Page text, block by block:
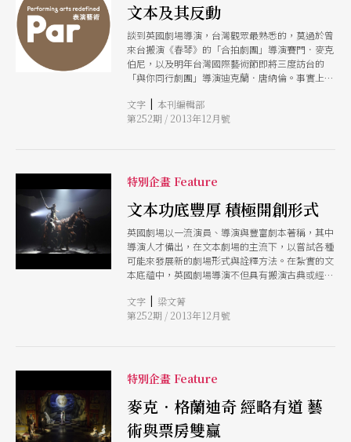
文本及其反動
談到英國劇場導演，台灣觀眾最熟悉的，莫過於曾
來台搬演《春琴》的「合拍劇團」導演賽門．麥克
伯尼，以及明年台灣國際藝術節即將三度訪台的
「與你同行劇團」導演迪克蘭．唐納倫。事實上，
業生態，作為導演，要在競爭激烈的倫敦劇場界嶄
露頭角，可不容易。 以英國最具指標性的英國國
之外，海特勒也被喻為國家劇院自上個世紀中期創
立以來，最有建樹的一任總監，他不僅讓劇院的票
房收入與名聲大幅成長，許多創新的計畫和挑選合
作的導演、劇作家，都讓新世紀的國家劇院進入了
新的階段。 演員出身的麥可．格蘭迪奇，是海特
勒今年宣布離職之後，呼聲最高的繼任者人選之
一。卸下丹瑪倉庫藝術總監一職，不願受限於劇院
行政羈絆的格蘭迪奇，追隨麥克伯尼和唐納倫的生
演員之間良好的工作關係，他的作品總是吸引影視
明星擔綱演出，戲劇類型從悲劇、喜劇、鬧劇到音
在以男性為主的倫敦劇界，格外受到重視。艾略特
是典型的英國劇場導演，目前擔任皇家宮廷劇院共
同藝術總監，作品涵蓋各種文本類型，跨幅頗大。
評論認為她的女性視角和對於不同劇種的挑戰，給
予倫敦劇場新的氣象。今年她以《深夜小狗神秘習
文字 | 本刊編輯部
第252期 / 2013年12月號
特別企畫 Feature
文本功底豐厚 積極開創形式
英國劇場以一流演員、導演與豐富劇本著稱，其中
導演人才備出，在文本劇場的主流下，以嘗試各種
可能來發展新的劇場形式與詮釋方法。在紮實的文
本底蘊中，英國劇場導演不但具有搬演古典或經典
水不斷，而且在藝術與商業之間，一樣能展現藝術
的高度。
文字 | 梁文菁
第252期 / 2013年12月號
特別企畫 Feature
麥克．格蘭迪奇 經略有道 藝
術與票房雙贏